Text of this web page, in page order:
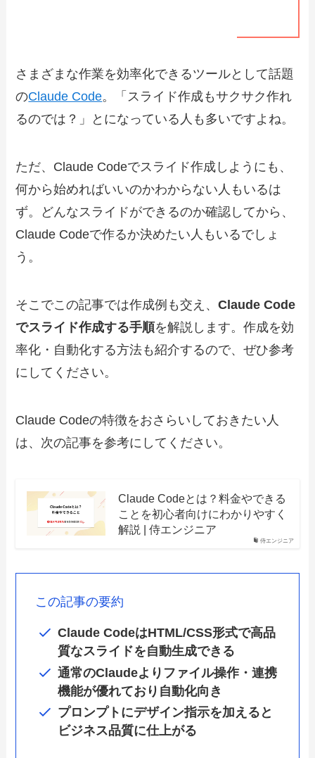
さまざまな作業を効率化できるツールとして話題
のClaude Code。「スライド作成もサクサク作れ
るのでは？」とになっている人も多いですよね。
ただ、Claude Codeでスライド作成しようにも、
何から始めればいいのかわからない人もいるは
ず。どんなスライドができるのか確認してから、
Claude Codeで作るか決めたい人もいるでしょ
う。
そこでこの記事では作成例も交え、Claude Code
でスライド作成する手順を解説します。作成を効
率化・自動化する方法も紹介するので、ぜひ参考
にしてください。
Claude Codeの特徴をおさらいしておきたい人
は、次の記事を参考にしてください。
侍エンジニア
Claude Codeとは？料金やできる
ことを初心者向けにわかりやすく
解説 | 侍エンジニア
この記事の要約
Claude CodeはHTML/CSS形式で高品
質なスライドを自動生成できる
通常のClaudeよりファイル操作・連携
機能が優れており自動化向き
プロンプトにデザイン指示を加えると
ビジネス品質に仕上がる